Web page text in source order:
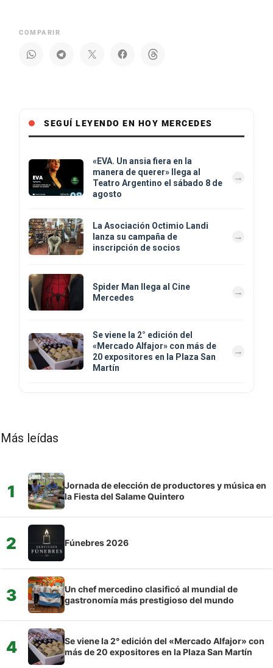
COMPARIR
SEGUÍ LEYENDO EN HOY MERCEDES
«EVA. Un ansia fiera en la
manera de querer» llega al
Teatro Argentino el sábado 8 de
agosto
La Asociación Octimio Landi
lanza su campaña de
inscripción de socios
Spider Man llega al Cine
Mercedes
Se viene la 2° edición del
«Mercado Alfajor» con más de
20 expositores en la Plaza San
Martín
Más leídas
1
Jornada de elección de productores y música en
la Fiesta del Salame Quintero
2 Fúnebres 2026
3
Un chef mercedino clasificó al mundial de
gastronomía más prestigioso del mundo
4
Se viene la 2° edición del «Mercado Alfajor» con
más de 20 expositores en la Plaza San Martín